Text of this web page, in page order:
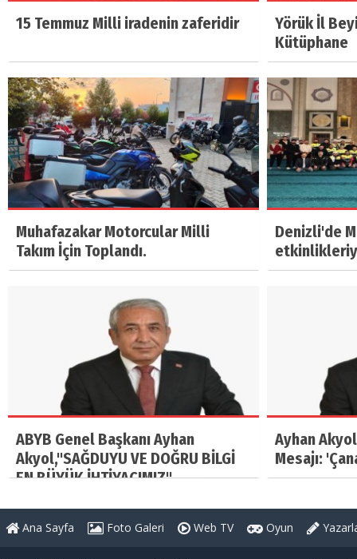
15 Temmuz Milli iradenin zaferidir
Yörük İl
Kütüphane
Muhafazakar Motorcular Milli
Takım İçin Toplandı.
Denizli'de
ABYB Genel Başkanı Ayhan
Akyol,"SAĞDUYU VE DOĞRU BİLGİ
EN BÜYÜK İHTİYACIMIZ"
Ayhan
Mesajı:
Ana Sayfa Foto Galeri Web TV Oyun